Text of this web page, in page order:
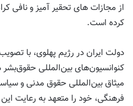
از مجازات های تحقیر آمیز و نافی
کرده است.
دولت ایران در رژیم پهلوی، با
کنوانسیون‌های بین‌المللی
میثاق بین‌المللی حقوق مدنی و
فرهنگی، خود را متعهد به رعایت